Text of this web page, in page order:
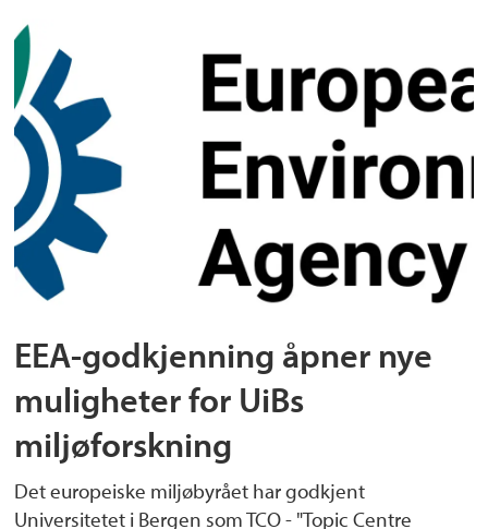
EEA-godkjenning åpner nye
muligheter for UiBs
miljøforskning
Det europeiske miljøbyrået har godkjent
Universitetet i Bergen som TCO - "Topic Centre